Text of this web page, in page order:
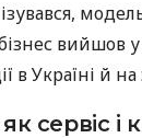
вийшов у
в Україні й
сервіс і